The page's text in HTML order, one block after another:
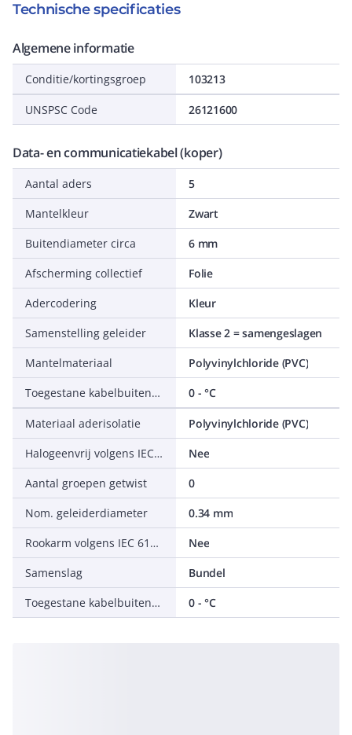
Technische specificaties
Algemene informatie
Conditie/kortingsgroep 103213
UNSPSC Code 26121600
Data- en communicatiekabel (koper)
Aantal aders
5
Mantelkleur
Zwart
Buitendiameter circa
6 mm
Afscherming collectief
Folie
Adercodering
Kleur
Samenstelling geleider
Klasse 2 = samengeslagen
Mantelmateriaal
Polyvinylchloride (PVC)
Toegestane kabelbuitentemperatuur tijdens montage/handeling
0 - °C
Materiaal aderisolatie
Polyvinylchloride (PVC)
Halogeenvrij volgens IEC 60754-2
Nee
Aantal groepen getwist
0
Nom. geleiderdiameter
0.34 mm
Rookarm volgens IEC 61034-2
Nee
Samenslag
Bundel
Toegestane kabelbuitentemperatuur na montage zonder vibratie
0 - °C